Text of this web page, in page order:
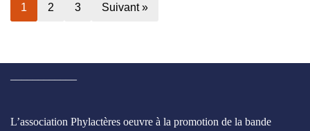
1 2 3 Suivant »
L’association Phylactères oeuvre à la promotion de la bande